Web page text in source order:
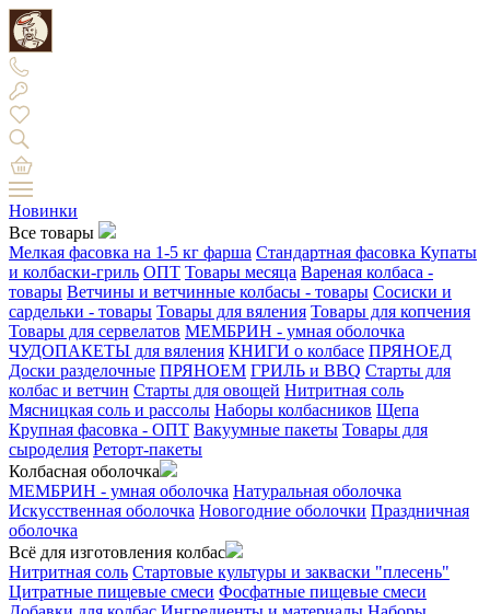
Новинки
Все товары
Мелкая фасовка на 1-5 кг фарша Стандартная фасовка Купаты
и колбаски-гриль ОПТ Товары месяца Вареная колбаса -
товары Ветчины и ветчинные колбасы - товары Сосиски и
сардельки - товары Товары для вяления Товары для копчения
Товары для сервелатов МЕМБРИН - умная оболочка
ЧУДОПАКЕТЫ для вяления КНИГИ о колбасе ПРЯНОЕД
Доски разделочные ПРЯНОЕМ ГРИЛЬ и BBQ Старты для
колбас и ветчин Старты для овощей Нитритная соль
Мясницкая соль и рассолы Наборы колбасников Щепа
Крупная фасовка - ОПТ Вакуумные пакеты Товары для
сыроделия Реторт-пакеты
Колбасная оболочка
МЕМБРИН - умная оболочка Натуральная оболочка
Искусственная оболочка Новогодние оболочки Праздничная
оболочка
Всё для изготовления колбас
Нитритная соль Стартовые культуры и закваски "плесень"
Цитратные пищевые смеси Фосфатные пищевые смеси